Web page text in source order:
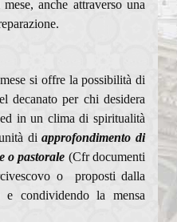
anche attraverso una
si offre la possibilità di
decanato per chi desidera
in un clima di spiritualità
diapprofondimento di
o pastorale (Cfr documenti
o proposti dalla
condividendo la mensa